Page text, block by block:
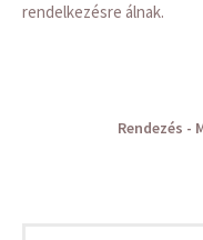
rendelkezésre álnak.
Rendezés -